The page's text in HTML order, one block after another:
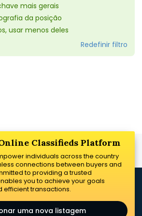
mais gerais
da posição
usar menos deles
Redefinir filtro
Classifieds Platform
individuals across the country
connections between buyers and
to providing a trusted
you to achieve your goals
efficient transactions.
uma nova listagem